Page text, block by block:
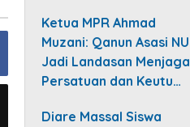
Ketua MPR Ahmad
Muzani: Qanun Asasi NU
Jadi Landasan Menjaga
Persatuan dan Keutu…
Diare Massal Siswa